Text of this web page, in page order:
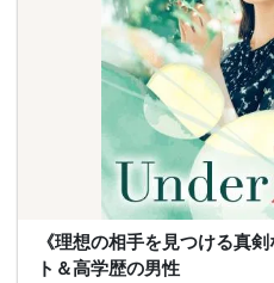
《理想の相手を見つける真
ト＆高学歴の男性